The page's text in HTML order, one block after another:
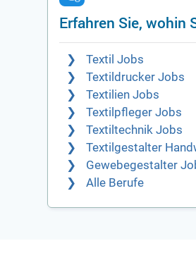
Erfahren Sie, wohin
Textil Jobs
Textildrucker Jobs
Textilien Jobs
Textilpfleger Jobs
Textiltechnik Jobs
Textilgestalter
Gewebegestalter
Alle Berufe